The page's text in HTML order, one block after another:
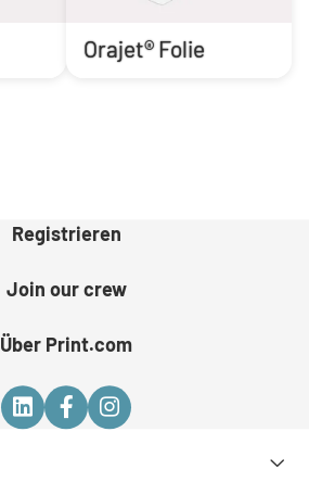
Orajet® Folie
Registrieren
Join our crew
Über Print.com